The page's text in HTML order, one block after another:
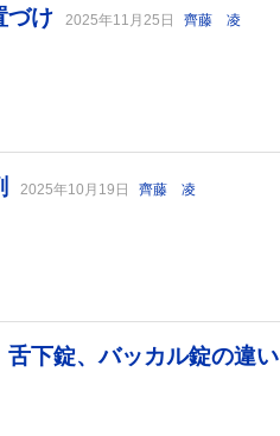
づけ 2025年11月25日 齊藤 凌
2025年10月19日 齊藤 凌
舌下錠、バッカル錠の違い